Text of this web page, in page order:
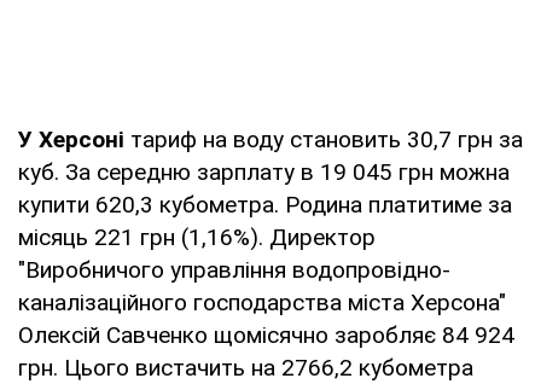
У Херсоні тариф на воду становить 30,7 грн за
куб. За середню зарплату в 19 045 грн можна
купити 620,3 кубометра. Родина платитиме за
місяць 221 грн (1,16%). Директор
"Виробничого управління водопровідно-
каналізаційного господарства міста Херсона"
Олексій Савченко щомісячно заробляє 84 924
грн. Цього вистачить на 2766,2 кубометра